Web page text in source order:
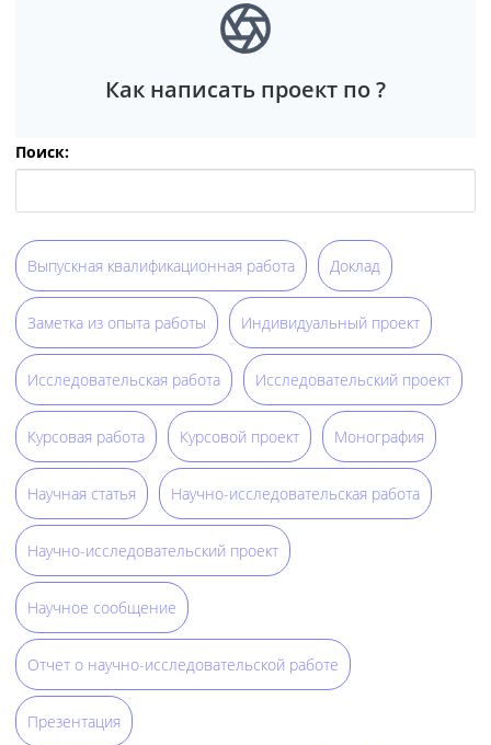
Как написать проект по ?
Поиск:
Выпускная квалификационная работа Доклад
Заметка из опыта работы Индивидуальный проект
Исследовательская работа Исследовательский проект
Курсовая работа Курсовой проект Монография
Научная статья Научно-исследовательская работа
Научно-исследовательский проект
Научное сообщение
Отчет о научно-исследовательской работе
Презентация